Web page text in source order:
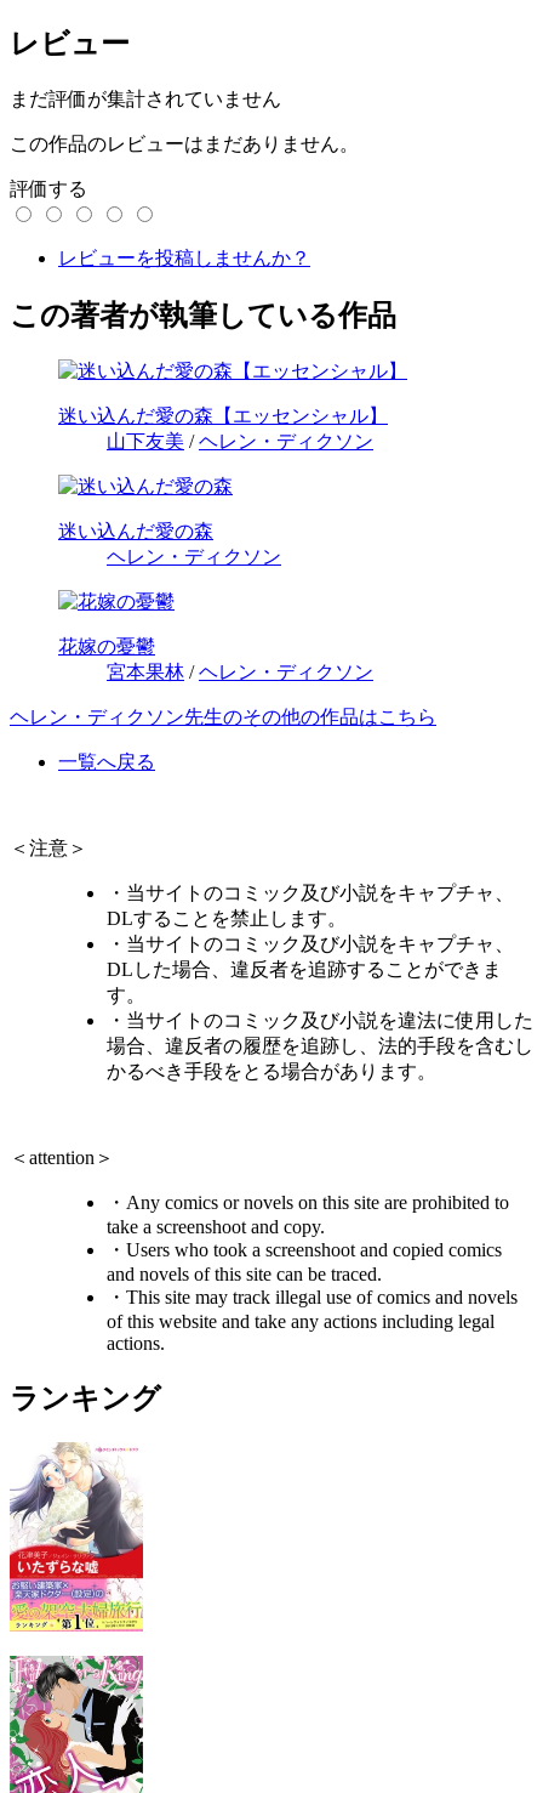
レビュー
まだ評価が集計されていません
この作品のレビューはまだありません。
評価する
レビューを投稿しませんか？
この著者が執筆している作品
迷い込んだ愛の森【エッセンシャル】
山下友美 /ヘレン・ディクソン
迷い込んだ愛の森
ヘレン・ディクソン
花嫁の憂鬱
宮本果林 /ヘレン・ディクソン
ヘレン・ディクソン先生のその他の作品はこちら
一覧へ戻る
＜注意＞
・当サイトのコミック及び小説をキャプチャ、
DLすることを禁止します。
・当サイトのコミック及び小説をキャプチャ、
DLした場合、違反者を追跡することができま
す。
・当サイトのコミック及び小説を違法に使用した
場合、違反者の履歴を追跡し、法的手段を含むし
かるべき手段をとる場合があります。
＜attention＞
・Any comics or novels on this site are prohibited to
take a screenshoot and copy.
・Users who took a screenshoot and copied comics
and novels of this site can be traced.
・This site may track illegal use of comics and novels
of this website and take any actions including legal
actions.
ランキング